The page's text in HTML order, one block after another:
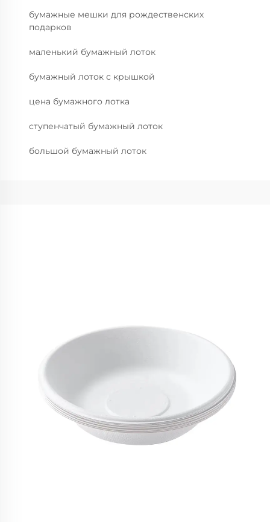
бумажные мешки для рождественских
подарков
маленький бумажный лоток
бумажный лоток с крышкой
цена бумажного лотка
ступенчатый бумажный лоток
большой бумажный лоток